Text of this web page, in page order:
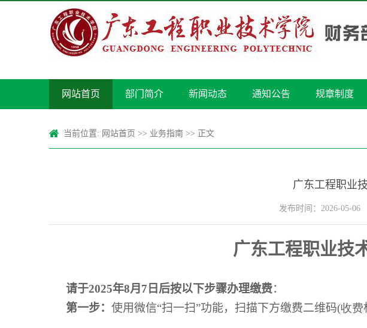
网站首页 部门简介 新闻动态 通知公告 规章制度
当前位置: 网站首页 >> 业务指南 >> 正文
广东工程职业
发布时间：2026-05-06
广东工程职业技
请于2025年8月7日后按以下步骤办理缴费：
第一步： 使用微信“扫一扫”功能，扫描下方缴费二维码(收费